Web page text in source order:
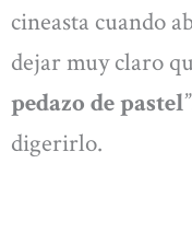
cineasta cuando
dejar muy claro
pedazo de pastel
digerirlo.